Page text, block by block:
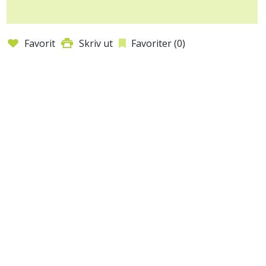
Favorit Skriv ut Favoriter (0)